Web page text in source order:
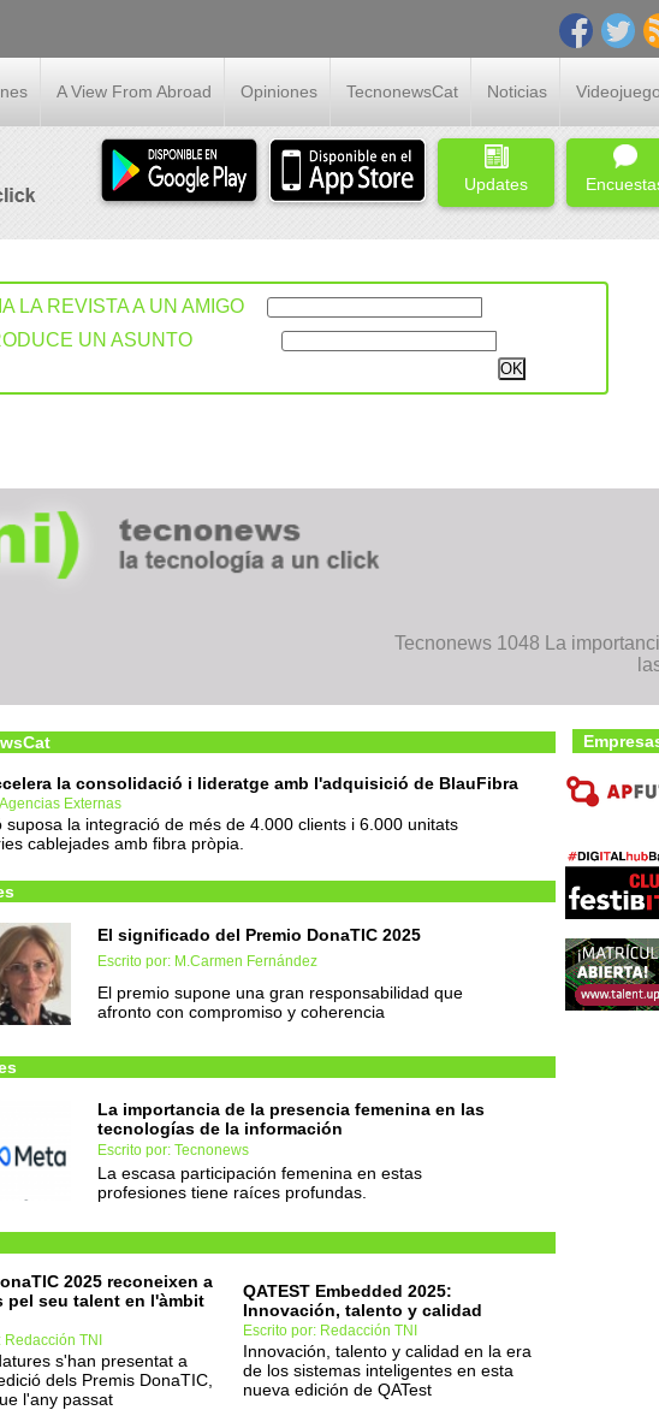
A View From Abroad Opiniones TecnonewsCat Noticias
Updates
LA REVISTA A UN AMIGO
UN ASUNTO
Tecnonews 1048 La
la consolidació i lideratge amb l'adquisició de BlauFibra
Externas
suposa la integració de més de 4.000 clients i 6.000 unitats
cablejades amb fibra pròpia.
El significado del Premio DonaTIC 2025
Escrito por: M.Carmen Fernández
El premio supone una gran responsabilidad que
afronto con compromiso y coherencia
La importancia de la presencia femenina en las
tecnologías de la información
Escrito por: Tecnonews
La escasa participación femenina en estas
profesiones tiene raíces profundas.
2025 reconeixen a
pel seu talent en l'àmbit
Redacción TNI
s'han presentat a
dels Premis DonaTIC,
l'any passat
QATEST Embedded 2025:
Innovación, talento y calidad
Escrito por: Redacción TNI
Innovación, talento y calidad en la era
de los sistemas inteligentes en esta
nueva edición de QATest